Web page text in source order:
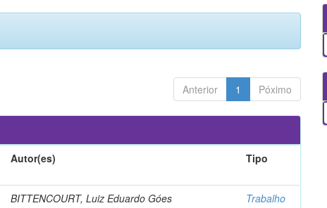
Anterior 1 Póximo
Autor(es) Tipo
BITTENCOURT, Luiz Eduardo Góes
Trabalho